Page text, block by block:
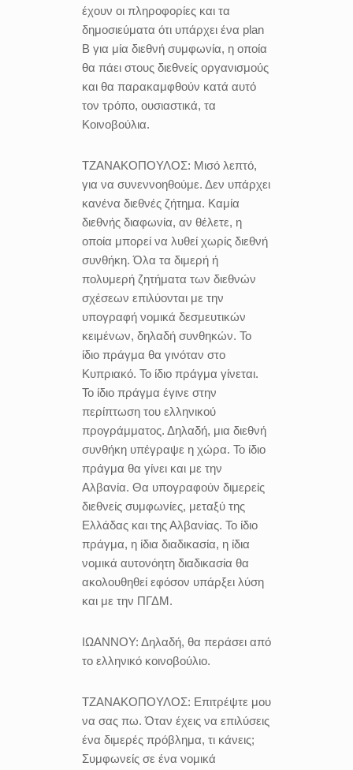
έχουν οι πληροφορίες και τα
δημοσιεύματα ότι υπάρχει ένα plan
B για μία διεθνή συμφωνία, η οποία
θα πάει στους διεθνείς οργανισμούς
και θα παρακαμφθούν κατά αυτό
τον τρόπο, ουσιαστικά, τα
Κοινοβούλια.
ΤΖΑΝΑΚΟΠΟΥΛΟΣ: Μισό λεπτό,
για να συνεννοηθούμε. Δεν υπάρχει
κανένα διεθνές ζήτημα. Καμία
διεθνής διαφωνία, αν θέλετε, η
οποία μπορεί να λυθεί χωρίς διεθνή
συνθήκη. Όλα τα διμερή ή
πολυμερή ζητήματα των διεθνών
σχέσεων επιλύονται με την
υπογραφή νομικά δεσμευτικών
κειμένων, δηλαδή συνθηκών. Το
ίδιο πράγμα θα γινόταν στο
Κυπριακό. Το ίδιο πράγμα γίνεται.
Το ίδιο πράγμα έγινε στην
περίπτωση του ελληνικού
προγράμματος. Δηλαδή, μια διεθνή
συνθήκη υπέγραψε η χώρα. Το ίδιο
πράγμα θα γίνει και με την
Αλβανία. Θα υπογραφούν διμερείς
διεθνείς συμφωνίες, μεταξύ της
Ελλάδας και της Αλβανίας. Το ίδιο
πράγμα, η ίδια διαδικασία, η ίδια
νομικά αυτονόητη διαδικασία θα
ακολουθηθεί εφόσον υπάρξει λύση
και με την ΠΓΔΜ.
ΙΩΑΝΝΟΥ: Δηλαδή, θα περάσει από
το ελληνικό κοινοβούλιο.
ΤΖΑΝΑΚΟΠΟΥΛΟΣ: Επιτρέψτε μου
να σας πω. Όταν έχεις να επιλύσεις
ένα διμερές πρόβλημα, τι κάνεις;
Συμφωνείς σε ένα νομικά